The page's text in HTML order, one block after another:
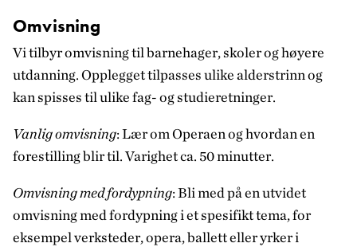
Omvisning
Vi tilbyr omvisning til barnehager, skoler og høyere
utdanning. Opplegget tilpasses ulike alderstrinn og
kan spisses til ulike fag- og studieretninger.
Vanlig omvisning: Lær om Operaen og hvordan en
forestilling blir til. Varighet ca. 50 minutter.
Omvisning med fordypning: Bli med på en utvidet
omvisning med fordypning i et spesifikt tema, for
eksempel verksteder, opera, ballett eller yrker i